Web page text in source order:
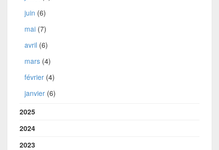
juin (6)
mai (7)
avril (6)
mars (4)
février (4)
janvier (6)
2025
2024
2023